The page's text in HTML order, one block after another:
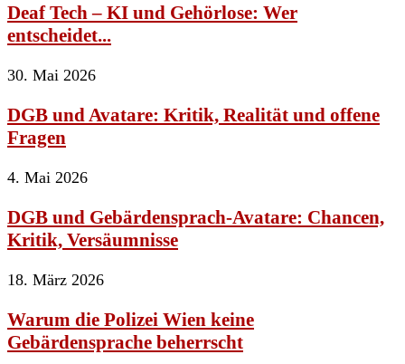
Deaf Tech – KI und Gehörlose: Wer
entscheidet...
30. Mai 2026
DGB und Avatare: Kritik, Realität und offene
Fragen
4. Mai 2026
DGB und Gebärdensprach-Avatare: Chancen,
Kritik, Versäumnisse
18. März 2026
Warum die Polizei Wien keine
Gebärdensprache beherrscht